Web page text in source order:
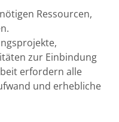
Ressourcen,
zur Einbindung
erfordern alle
und erhebliche